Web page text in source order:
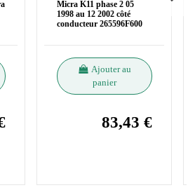
Micra K11 phase 2 05
1998 au 12 2002 côté
conducteur 265596F600
Ajouter au
panier
83,43 €